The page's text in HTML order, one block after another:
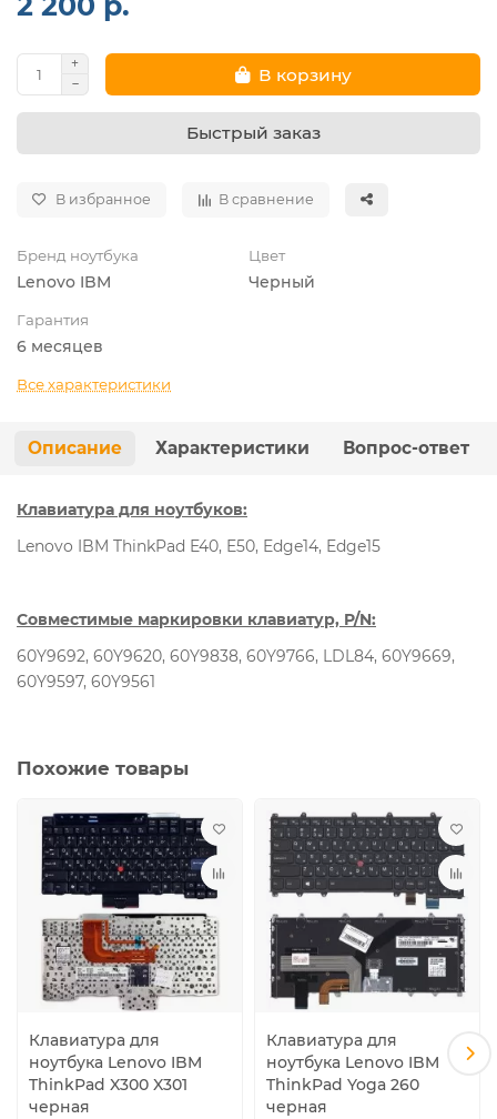
В корзину
Быстрый заказ
В избранное В сравнение
Бренд ноутбука
Lenovo IBM
Цвет
Черный
Гарантия
6 месяцев
Все характеристики
Описание Характеристики Вопрос-ответ
Клавиатура для ноутбуков:
Lenovo IBM ThinkPad E40, E50, Edge14, Edge15
Совместимые маркировки клавиатур, P/N:
60Y9692, 60Y9620, 60Y9838, 60Y9766, LDL84, 60Y9669,
60Y9597, 60Y9561
Похожие товары
Клавиатура для
ноутбука Lenovo IBM
ThinkPad X300 X301
черная
Клавиатура для
ноутбука Lenovo IBM
ThinkPad Yoga 260
черная